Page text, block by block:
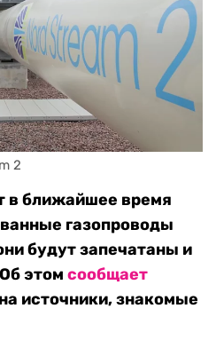
2
в ближайшее время
газопроводы
будут запечатаны и
этом сообщает
источники, знакомые